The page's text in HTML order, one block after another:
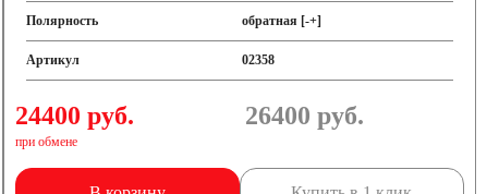
Полярность обратная [-+]
Артикул 02358
24400 руб.
при обмене
26400 руб.